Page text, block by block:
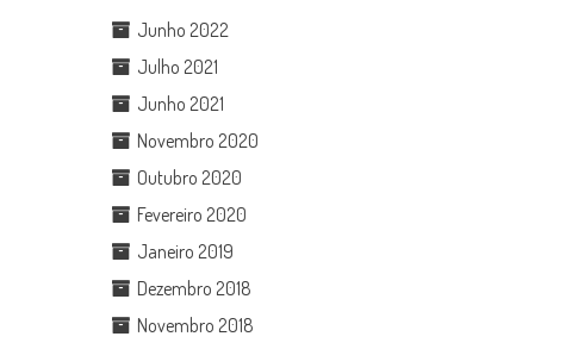
Junho 2022
Julho 2021
Junho 2021
Novembro 2020
Outubro 2020
Fevereiro 2020
Janeiro 2019
Dezembro 2018
Novembro 2018